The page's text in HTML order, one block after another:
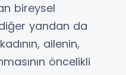
bireysel
yandan da
ailenin,
öncelikli